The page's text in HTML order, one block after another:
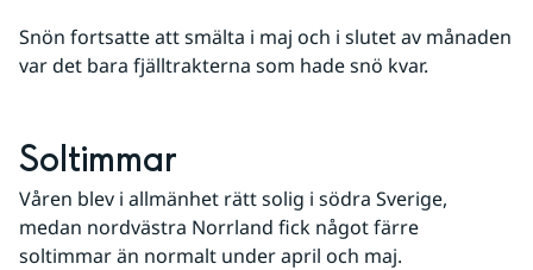
Snön fortsatte att smälta i maj och i slutet av månaden
var det bara fjälltrakterna som hade snö kvar.
Soltimmar
Våren blev i allmänhet rätt solig i södra Sverige,
medan nordvästra Norrland fick något färre
soltimmar än normalt under april och maj.